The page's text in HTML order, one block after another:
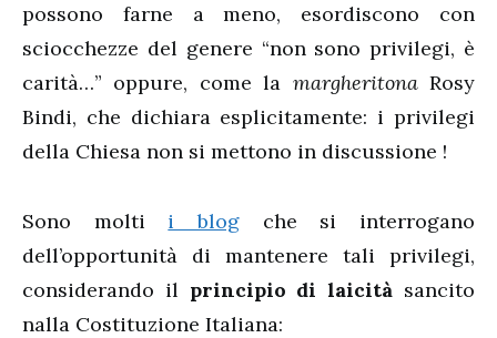
possono farne a meno, esordiscono con
sciocchezze del genere “non sono privilegi, è
carità…” oppure, come la margheritonaRosy
Bindi, che dichiara esplicitamente: i privilegi
della Chiesa non si mettono in discussione !
Sono molti i blog che si interrogano
dell’opportunità di mantenere tali privilegi,
considerando il principio di laicità sancito
nalla Costituzione Italiana: